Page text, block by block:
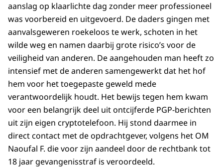
aanslag op klaarlichte dag zonder meer professioneel
was voorbereid en uitgevoerd. De daders gingen met
aanvalsgeweren roekeloos te werk, schoten in het
wilde weg en namen daarbij grote risico’s voor de
veiligheid van anderen. De aangehouden man heeft zo
intensief met de anderen samengewerkt dat het hof
hem voor het toegepaste geweld mede
verantwoordelijk houdt. Het bewijs tegen hem kwam
voor een belangrijk deel uit ontcijferde PGP-berichten
uit zijn eigen cryptotelefoon. Hij stond daarmee in
direct contact met de opdrachtgever, volgens het OM
Naoufal F. die voor zijn aandeel door de rechtbank tot
18 jaar gevangenisstraf is veroordeeld.